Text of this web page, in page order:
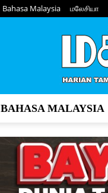
Bahasa Malaysia மலேசியா
BAHASA MALAYSIA